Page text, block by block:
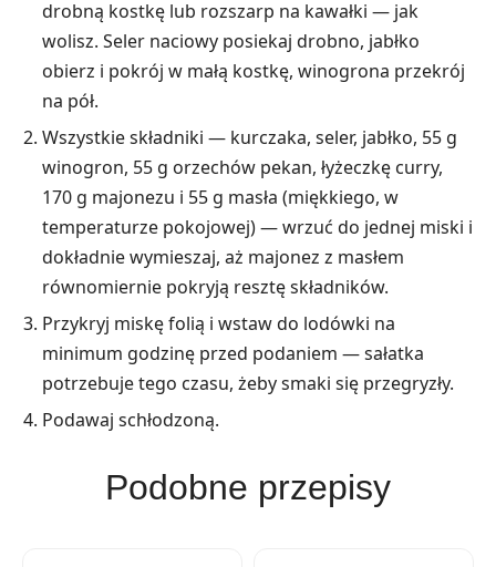
drobną kostkę lub rozszarp na kawałki — jak
wolisz. Seler naciowy posiekaj drobno, jabłko
obierz i pokrój w małą kostkę, winogrona przekrój
na pół.
Wszystkie składniki — kurczaka, seler, jabłko, 55 g
winogron, 55 g orzechów pekan, łyżeczkę curry,
170 g majonezu i 55 g masła (miękkiego, w
temperaturze pokojowej) — wrzuć do jednej miski i
dokładnie wymieszaj, aż majonez z masłem
równomiernie pokryją resztę składników.
Przykryj miskę folią i wstaw do lodówki na
minimum godzinę przed podaniem — sałatka
potrzebuje tego czasu, żeby smaki się przegryzły.
Podawaj schłodzoną.
Podobne przepisy